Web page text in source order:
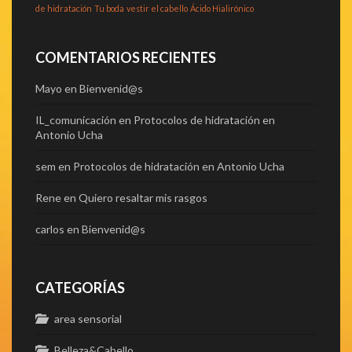
de hidratación Tu boda vestir el cabello Ácido Hialirónico
COMENTARIOS RECIENTES
Mayo en Bienvenid@s
IL_comunicación en Protocolos de hidratación en
Antonio Ucha
sem en Protocolos de hidratación en Antonio Ucha
Reneen Quiero resaltar mis rasgos
carlos en Bienvenid@s
CATEGORÍAS
area sensorial